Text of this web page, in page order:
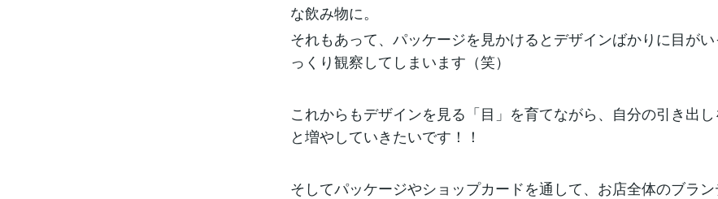
な飲み物に。
それもあって、パッケージを見かけるとデザインばかりに目が
っくり観察してしまいます（笑）
これからもデザインを見る「目」を育てながら、自分の引き出
と増やしていきたいです！！
そしてパッケージやショップカードを通して、お店全体のブラ